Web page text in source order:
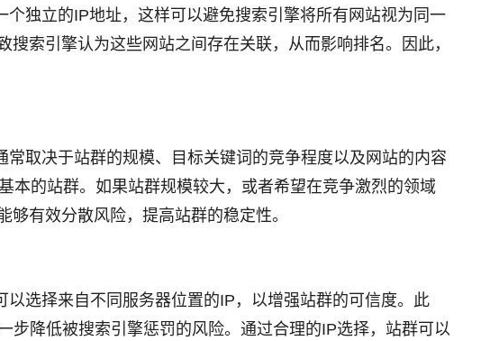
独立的IP地址，这样可以避免搜索引擎将所有网站视为同一
索引擎认为这些网站之间存在关联，从而影响排名。因此，
取决于站群的规模、目标关键词的竞争程度以及网站的内容
本的站群。如果站群规模较大，或者希望在竞争激烈的领域
有效分散风险，提高站群的稳定性。
选择来自不同服务器位置的IP，以增强站群的可信度。此
降低被搜索引擎惩罚的风险。通过合理的IP选择，站群可以